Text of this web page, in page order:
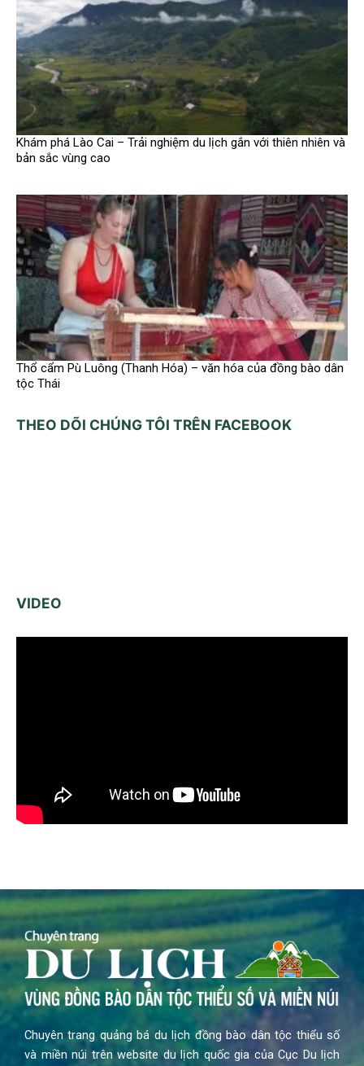
Khám phá Lào Cai – Trải nghiệm du lịch gắn với thiên nhiên và
bản sắc vùng cao
Thổ cẩm Pù Luông (Thanh Hóa) – văn hóa của đồng bào dân
tộc Thái
THEO DÕI CHÚNG TÔI TRÊN FACEBOOK
VIDEO
Chuyên trang quảng bá du lịch đồng bào dân tộc thiểu số
và miền núi trên website du lịch quốc gia của Cục Du lịch